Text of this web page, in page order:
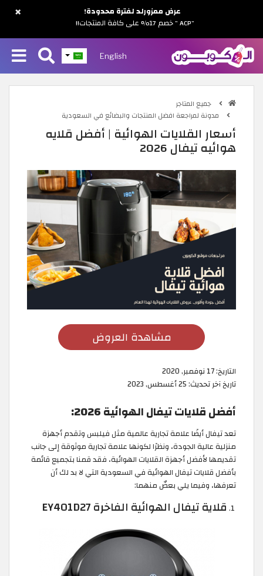
English
جميع المتاجر
مدونة لمراجعة افضل المنتجات والبضائع في السعودية
أسعار القلايات الهوائية | أفضل قلايه
هوائيه تيفال 2026
مشاهدة العروض
التاريخ:17 نوفمبر, 2020
تاريخ آخر تحديث:25 أغسطس, 2023
أفضل قلايات تيفال الهوائية 2026:
تعد تيفال أيضًا علامة تجارية عالمية مثل فيلبس وتقدم أجهزة
منزلية عالية الجودة، ونظرًا لكونها علامة تجارية موثوقة إلى جانب
تقديمها لأفضل أجهزة القلايات الهوائية، فقد قمنا بتجميع قائمة
بأفضل قلايات تيفال الهوائية في السعودية التي لا بد لك أن
تعرفها، وفيما يلي بعضٌ منهما:
قلاية تيفال الهوائية الفاخرة EY401D27
×
عرض ممزورلد لفترة محدودة!
"ACP " خصم 17% على كافة المنتجات!!